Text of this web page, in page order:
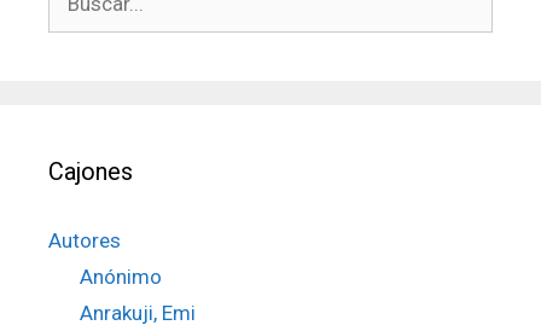
Cajones
Autores
Anónimo
Anrakuji, Emi